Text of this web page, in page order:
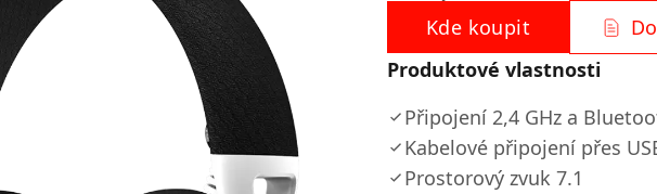
Kde koupit
Produktové vlastnosti
Připojení 2,4 GHz a
Kabelové připojení přes
Prostorový zvuk 7.1